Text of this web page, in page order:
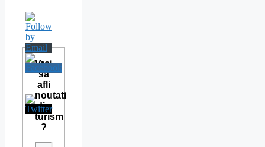
Vrei
sa
afli
noutati
din
turism
?